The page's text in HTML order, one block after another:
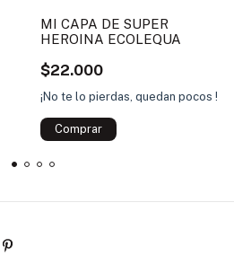
MI CAPA DE SUPER
HEROINA ECOLEQUA
$22.000
¡No te lo pierdas, quedan pocos !